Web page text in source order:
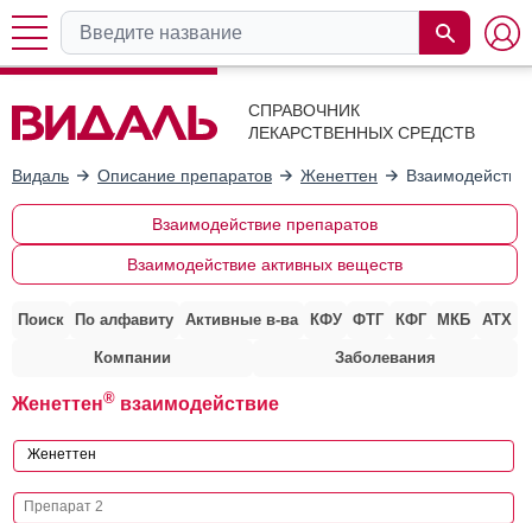
СПРАВОЧНИК
ЛЕКАРСТВЕННЫХ СРЕДСТВ
Видаль Описание препаратов Женеттен
Взаимодействие препаратов
Взаимодействие активных веществ
Поиск По алфавиту Активные в-ва КФУ ФТГ КФГ МКБ АТХ
Компании Заболевания
Женеттен® взаимодействие